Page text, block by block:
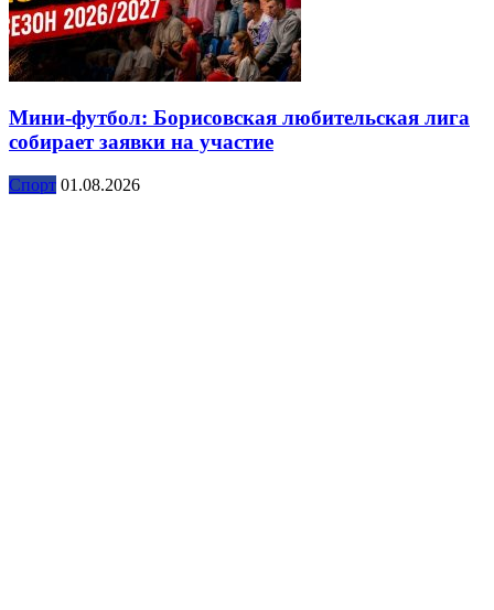
Мини-футбол: Борисовская любительская лига
собирает заявки на участие
Спорт 01.08.2026